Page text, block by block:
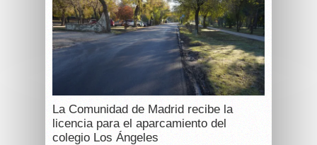
La Comunidad de Madrid recibe la
licencia para el aparcamiento del
colegio Los Ángeles